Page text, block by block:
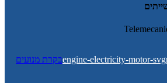
בקרת מנועים